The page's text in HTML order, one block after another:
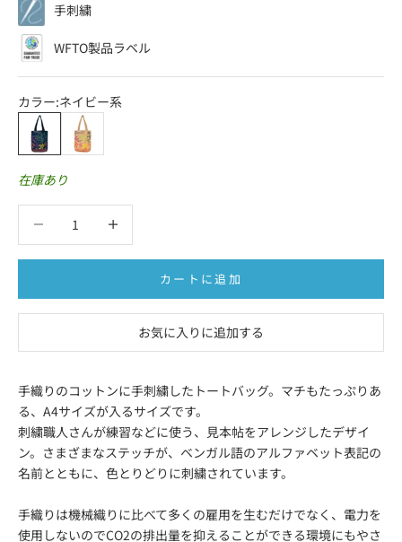
手刺繍
WFTO製品ラベル
カラー:ネイビー系
ネイビー系ベージュ系
在庫あり
カートに追加
お気に入りに追加する
手織りのコットンに手刺繍したトートバッグ。マチもたっぷりあ
る、A4サイズが入るサイズです。
刺繍職人さんが練習などに使う、見本帖をアレンジしたデザイ
ン。さまざまなステッチが、ベンガル語のアルファベット表記の
名前とともに、色とりどりに刺繍されています。
手織りは機械織りに比べて多くの雇用を生むだけでなく、電力を
使用しないのでCO2の排出量を抑えることができる環境にもやさ